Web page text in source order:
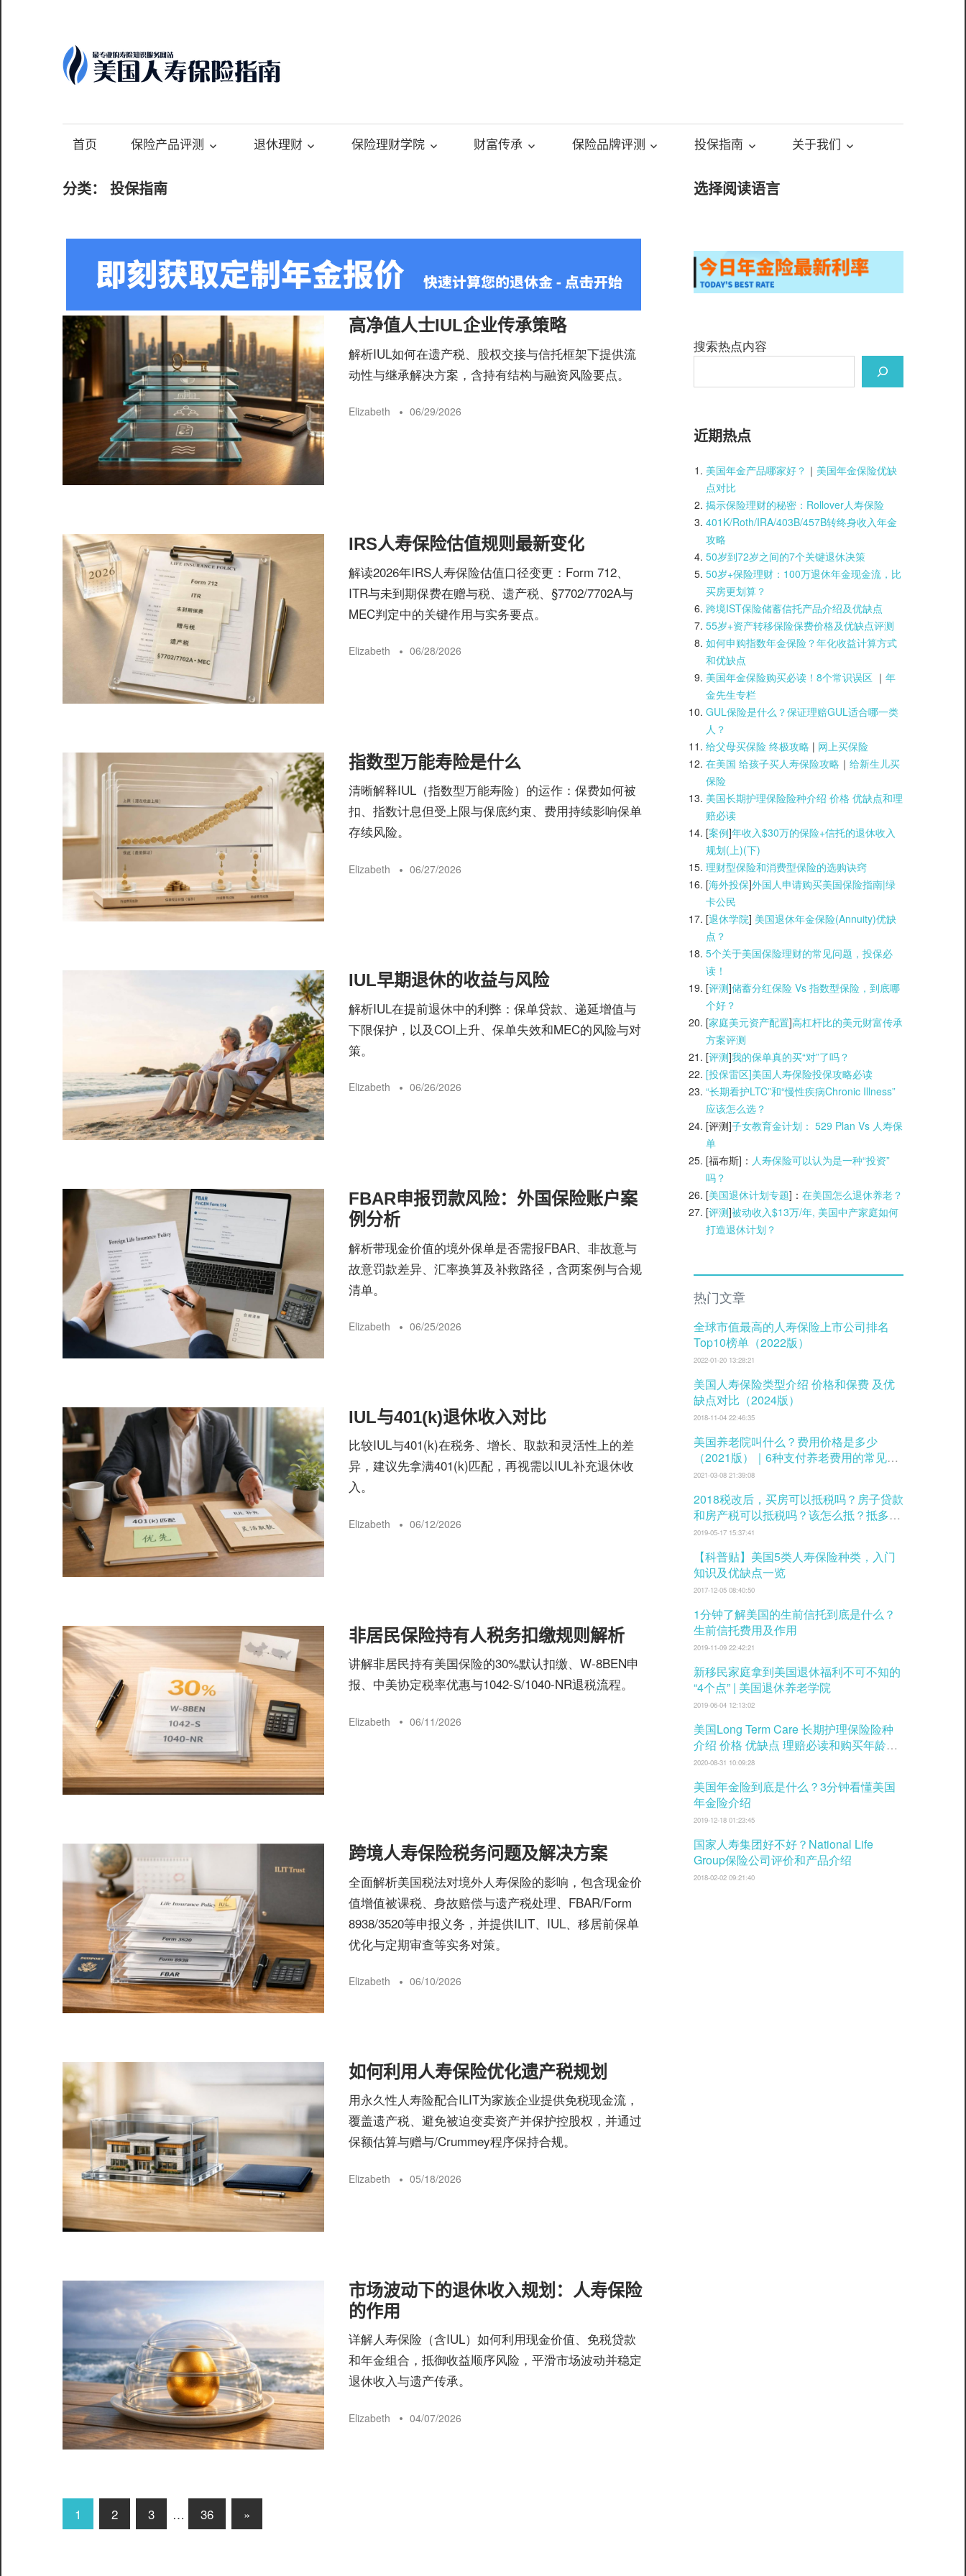
content
国
寿
保
险
指
南
专
业
的
美
保
服
务
社
区
首页 保险产品评测 退休理财 保险理财学院 财富传承 保险品牌评测 投保指南 关于我们
分类： 投保指南
高净值人士IUL企业传承策略
解析IUL如何在遗产税、股权交接与信托框架下提供流
动性与继承解决方案，含持有结构与融资风险要点。
Elizabeth 06/29/2026
IRS人寿保险估值规则最新变化
解读2026年IRS人寿保险估值口径变更：Form 712、
ITR与未到期保费在赠与税、遗产税、§7702/7702A与
MEC判定中的关键作用与实务要点。
Elizabeth 06/28/2026
指数型万能寿险是什么
清晰解释IUL（指数型万能寿险）的运作：保费如何被
扣、指数计息但受上限与保底约束、费用持续影响保单
存续风险。
Elizabeth 06/27/2026
IUL早期退休的收益与风险
解析IUL在提前退休中的利弊：保单贷款、递延增值与
下限保护，以及COI上升、保单失效和MEC的风险与对
策。
Elizabeth 06/26/2026
FBAR申报罚款风险：外国保险账户案
例分析
解析带现金价值的境外保单是否需报FBAR、非故意与
故意罚款差异、汇率换算及补救路径，含两案例与合规
清单。
Elizabeth 06/25/2026
IUL与401(k)退休收入对比
比较IUL与401(k)在税务、增长、取款和灵活性上的差
异，建议先拿满401(k)匹配，再视需以IUL补充退休收
入。
Elizabeth 06/12/2026
非居民保险持有人税务扣缴规则解析
讲解非居民持有美国保险的30%默认扣缴、W-8BEN申
报、中美协定税率优惠与1042-S/1040-NR退税流程。
Elizabeth 06/11/2026
跨境人寿保险税务问题及解决方案
全面解析美国税法对境外人寿保险的影响，包含现金价
值增值被课税、身故赔偿与遗产税处理、FBAR/Form
8938/3520等申报义务，并提供ILIT、IUL、移居前保单
优化与定期审查等实务对策。
Elizabeth 06/10/2026
如何利用人寿保险优化遗产税规划
用永久性人寿险配合ILIT为家族企业提供免税现金流，
覆盖遗产税、避免被迫变卖资产并保护控股权，并通过
保额估算与赠与/Crummey程序保持合规。
Elizabeth 05/18/2026
市场波动下的退休收入规划：人寿保险
的作用
详解人寿保险（含IUL）如何利用现金价值、免税贷款
和年金组合，抵御收益顺序风险，平滑市场波动并稳定
退休收入与遗产传承。
Elizabeth 04/07/2026
文
1 2 3 … 36
Next
Posts
»
选择阅读语言
搜索热点内容
近期热点
美国年金产品哪家好？ ｜ 美国年金保险优缺
点对比
揭示保险理财的秘密：Rollover人寿保险
401K/Roth/IRA/403B/457B转终身收入年金
攻略
50岁到72岁之间的7个关键退休决策
50岁+保险理财：100万退休年金现金流，比
买房更划算？
跨境IST保险储蓄信托产品介绍及优缺点
55岁+资产转移保险保费价格及优缺点评测
如何申购指数年金保险？年化收益计算方式
和优缺点
美国年金保险购买必读！8个常识误区 ｜ 年
金先生专栏
GUL保险是什么？保证理赔GUL适合哪一类
人？
给父母买保险 终极攻略 | 网上买保险
在美国 给孩子买人寿保险攻略 ｜ 给新生儿买
保险
美国长期护理保险险种介绍 价格 优缺点和理
赔必读
[案例]年收入$30万的保险+信托的退休收入
规划(上)(下)
理财型保险和消费型保险的选购诀窍
[海外投保]外国人申请购买美国保险指南|绿
卡公民
[退休学院] 美国退休年金保险(Annuity)优缺
点？
5个关于美国保险理财的常见问题，投保必
读！
[评测]储蓄分红保险 Vs 指数型保险，到底哪
个好？
[家庭美元资产配置]高杠杆比的美元财富传承
方案评测
[评测]我的保单真的买“对”了吗？
[投保雷区]美国人寿保险投保攻略必读
“长期看护LTC”和“慢性疾病Chronic Illness”
应该怎么选？
[评测]子女教育金计划： 529 Plan Vs 人寿保
单
[福布斯]： 人寿保险可以认为是一种“投资”
吗？
[美国退休计划专题]： 在美国怎么退休养老？
[评测]被动收入$13万/年, 美国中产家庭如何
打造退休计划？
热门文章
全球市值最高的人寿保险上市公司排名
Top10榜单（2022版）
2022-01-20 13:28:21
美国人寿保险类型介绍 价格和保费 及优
缺点对比（2024版）
2018-11-04 22:46:35
美国养老院叫什么？费用价格是多少
（2021版）｜6种支付养老费用的常见方
式
2021-03-08 21:39:08
2018税改后，买房可以抵税吗？房子贷款
和房产税可以抵税吗？该怎么抵？抵多少
税？
2019-05-17 15:37:41
【科普贴】美国5类人寿保险种类，入门
知识及优缺点一览
2017-12-05 08:40:50
1分钟了解美国的生前信托到底是什么？
生前信托费用及作用
2019-11-09 22:42:21
新移民家庭拿到美国退休福利不可不知的
“4个点” | 美国退休养老学院
2019-06-04 12:13:02
美国Long Term Care 长期护理保险险种
介绍 价格 优缺点 理赔必读和购买年龄窗
口
2020-08-31 10:09:28
美国年金险到底是什么？3分钟看懂美国
年金险介绍
2019-12-18 01:23:45
国家人寿集团好不好？National Life
Group保险公司评价和产品介绍
2018-02-02 09:21:40